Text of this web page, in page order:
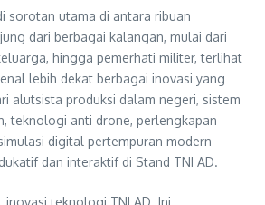
sorotan utama di antara ribuan
dari berbagai kalangan, mulai dari
hingga pemerhati militer, terlihat
lebih dekat berbagai inovasi yang
alutsista produksi dalam negeri, sistem
teknologi anti drone, perlengkapan
digital pertempuran modern
dan interaktif di Stand TNI AD.
inovasi teknologi TNI AD. Ini